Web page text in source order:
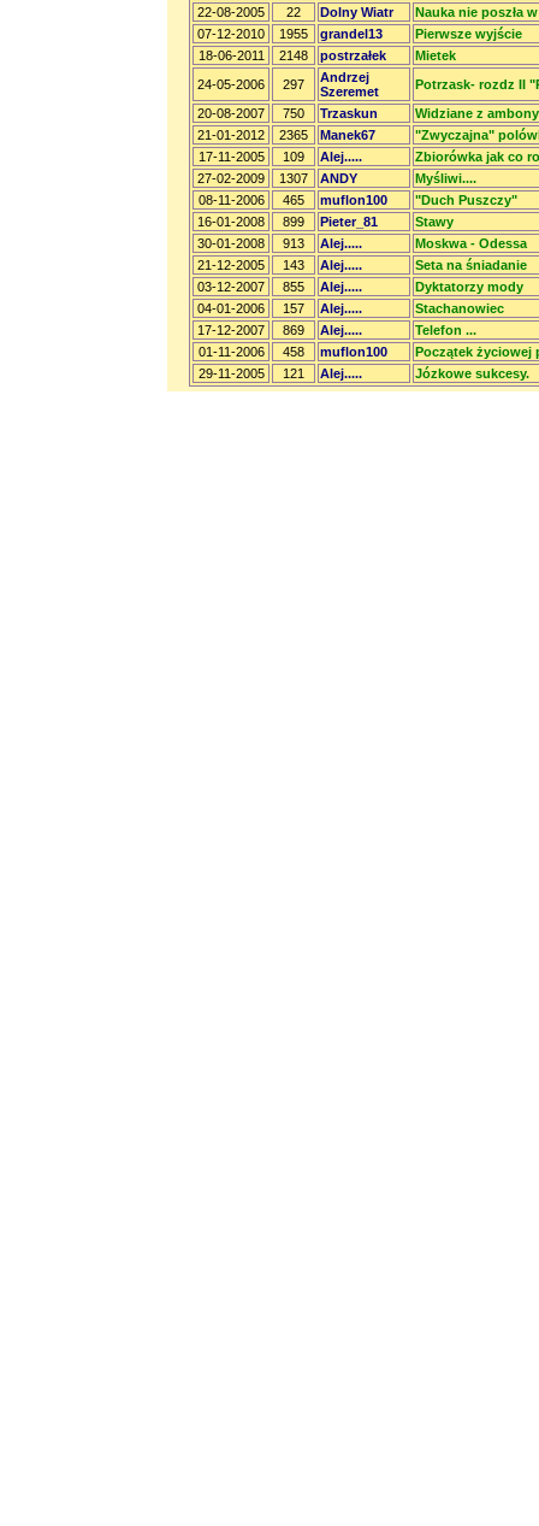
22-08-2005
22 Dolny Wiatr
Nauka nie poszła
07-12-2010
1955 grandel13
Pierwsze wyjście
18-06-2011
2148 postrzałek
Mietek
24-05-2006
297
Andrzej
Szeremet
Potrzask- rozdz II
20-08-2007
750 Trzaskun
Widziane z ambony
21-01-2012
2365 Manek67
"Zwyczajna"
17-11-2005
109 Alej.....
Zbiorówka jak co
27-02-2009
1307 ANDY
Myśliwi....
08-11-2006
465 muflon100
"Duch Puszczy"
16-01-2008
899 Pieter_81
Stawy
30-01-2008
913 Alej.....
Moskwa - Odessa
21-12-2005
143 Alej.....
Seta na śniadanie
03-12-2007
855 Alej.....
Dyktatorzy mody
04-01-2006
157 Alej.....
Stachanowiec
17-12-2007
869 Alej.....
Telefon ...
01-11-2006
458 muflon100
Początek życiowej
29-11-2005
121 Alej..... Józkowe sukcesy.